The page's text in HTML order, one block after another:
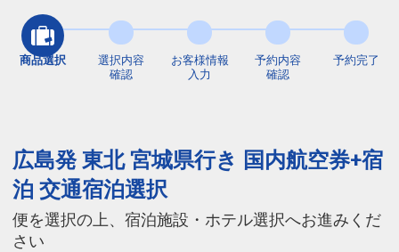
商品選択
選択内容
確認
お客様情報
入力
予約内容
確認
予約完了
広島発 東北 宮城県行き 国内航空券+宿
泊 交通宿泊選択
便を選択の上、宿泊施設・ホテル選択へお進みくだ
さい